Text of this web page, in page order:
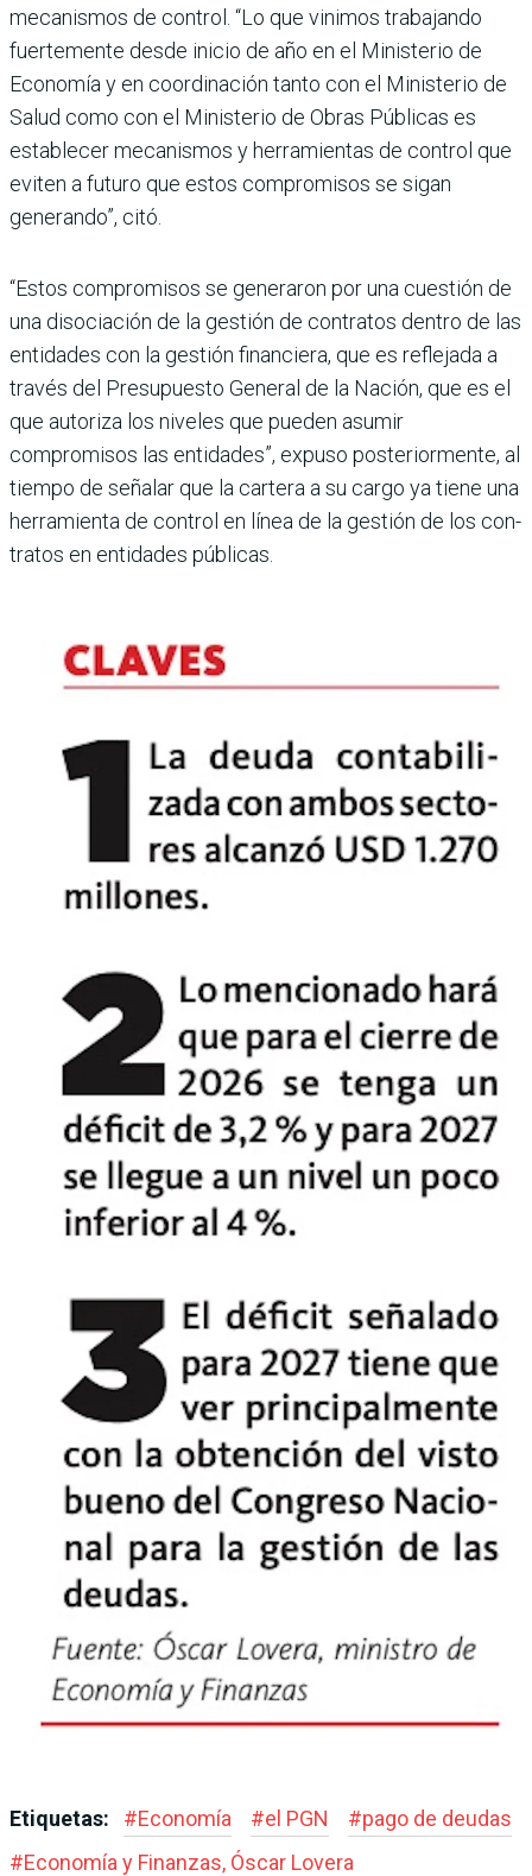
mecanismos de control. “Lo que vinimos trabajando
fuertemente desde inicio de año en el Ministerio de
Economía y en coordinación tanto con el Ministerio de
Salud como con el Ministerio de Obras Públicas es
establecer meca­nismos y herramientas de control que
eviten a futuro que estos compromisos se sigan
generando”, citó.
“Estos compromisos se gene­raron por una cuestión de
una disociación de la gestión de contratos dentro de las
enti­dades con la gestión finan­ciera, que es reflejada a
través del Presupuesto General de la Nación, que es el
que autoriza los niveles que pueden asumir
compromisos las entidades”, expuso posteriormente, al
tiempo de señalar que la car­tera a su cargo ya tiene una
herramienta de control en línea de la gestión de los con­
tratos en entidades públicas.
Etiquetas: #Economía #el PGN #pago de deudas
#Eco­nomía y Finanzas, Óscar Lovera